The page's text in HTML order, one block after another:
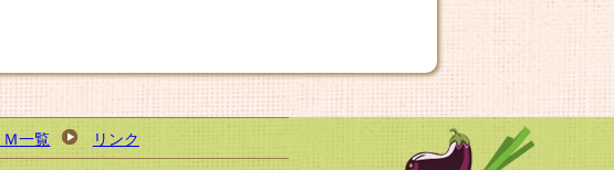
Ｍ一覧 リンク